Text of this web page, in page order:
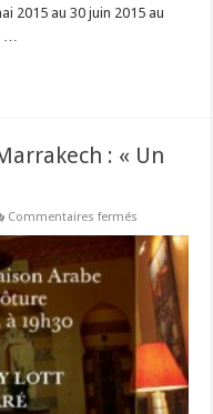
2015 au 30 juin 2015 au
…
: « Un
Commentaires fermés
prochain
concert
Marrakech :
« Un
amour
de
Swann »